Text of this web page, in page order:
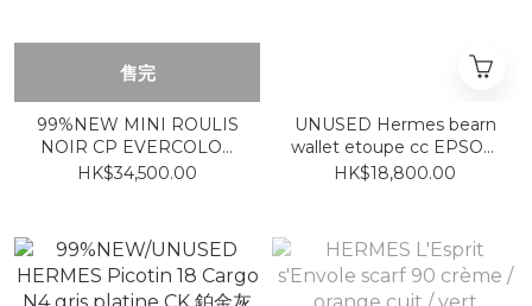
售完
99%NEW MINI ROULIS
NOIR CP EVERCOLOR
黑色 淡金扣
HK$34,500.00
UNUSED Hermes bearn
wallet etoupe cc EPSOM
長銀包 大象灰 金扣
HK$18,800.00